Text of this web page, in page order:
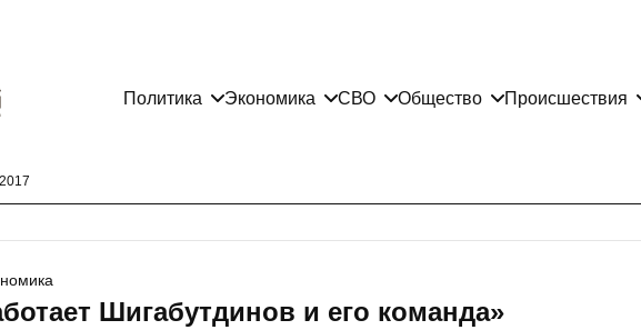
Политика Экономика СВО Общество Происшествия
Шигабутдинов и его команда»